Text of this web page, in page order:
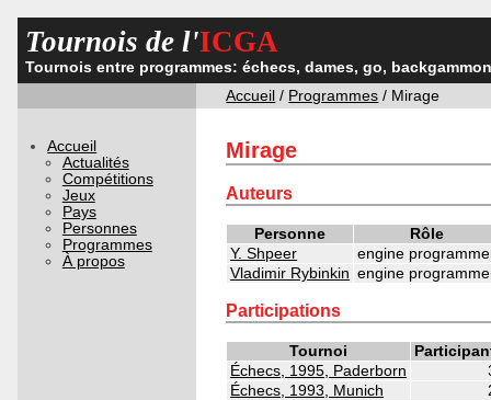
Tournois de l'ICGA
Tournois entre programmes: échecs, dames, go,
Accueil / Programmes / Mirage
Accueil
Actualités
Compétitions
Jeux
Pays
Personnes
Programmes
À propos
Mirage
Auteurs
Personne
Rôle
Y. Shpeer
engine
Vladimir Rybinkin engine
Participations
Tournoi
Échecs, 1995, Paderborn
Échecs, 1993, Munich